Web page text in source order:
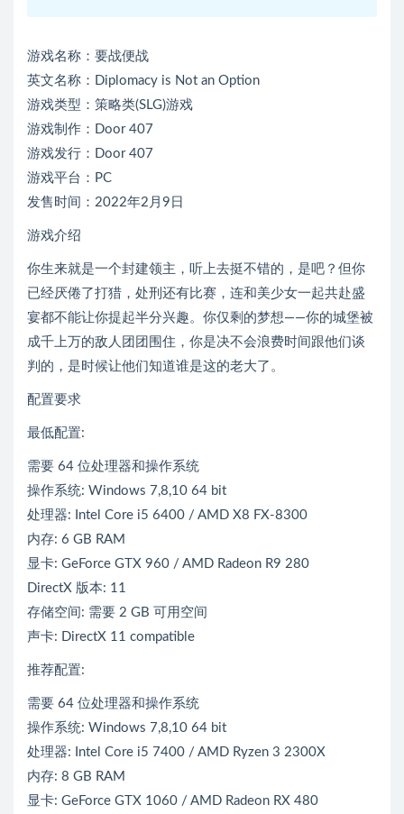
游戏名称：要战便战
英文名称：Diplomacy is Not an Option
游戏类型：策略类(SLG)游戏
游戏制作：Door 407
游戏发行：Door 407
游戏平台：PC
发售时间：2022年2月9日
游戏介绍
你生来就是一个封建领主，听上去挺不错的，是吧？但你
已经厌倦了打猎，处刑还有比赛，连和美少女一起共赴盛
宴都不能让你提起半分兴趣。你仅剩的梦想——你的城堡被
成千上万的敌人团团围住，你是决不会浪费时间跟他们谈
判的，是时候让他们知道谁是这的老大了。
配置要求
最低配置:
需要 64 位处理器和操作系统
操作系统: Windows 7,8,10 64 bit
处理器: Intel Core i5 6400 / AMD X8 FX-8300
内存: 6 GB RAM
显卡: GeForce GTX 960 / AMD Radeon R9 280
DirectX 版本: 11
存储空间: 需要 2 GB 可用空间
声卡: DirectX 11 compatible
推荐配置:
需要 64 位处理器和操作系统
操作系统: Windows 7,8,10 64 bit
处理器: Intel Core i5 7400 / AMD Ryzen 3 2300X
内存: 8 GB RAM
显卡: GeForce GTX 1060 / AMD Radeon RX 480